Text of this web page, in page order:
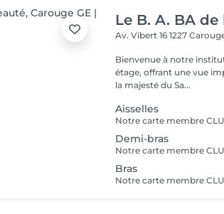
Le B. A. BA
Av. Vibert 161227
Bienvenue à notre institut Le
étage, offrant une vue
la majesté du Sa...
Aisselles
Demi-bras
Bras